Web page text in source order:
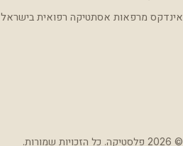
אינדקס מרפאות אסתטיקה רפואית בישראל
© 2026 פלסטיקה. כל הזכויות שמורות.